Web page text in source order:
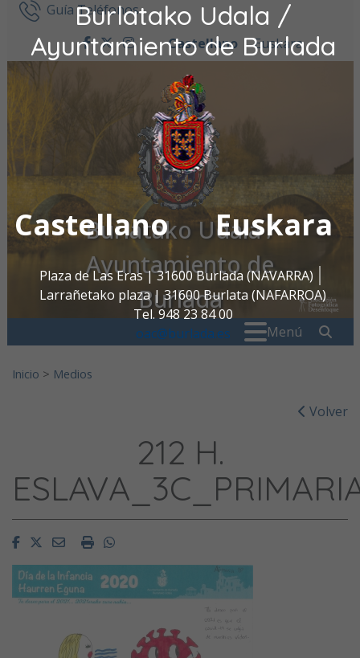
Burlatako Udala /
Ayuntamiento de Burlada
Castellano Euskara
Plaza de Las Eras | 31600 Burlada (NAVARRA)
Larrañetako plaza | 31600 Burlata (NAFARROA)
Tel. 948 23 84 00
oac@burlada.es
Ir al contenidoGuía Teléfonos
facebook
twitter
instagram
Castellano Euskara
Burlatako Udala /
Ayuntamiento de
Burlada
Menú
Inicio > Medios
Volver
212 H.
FacebookTwitterEmailImprimirWhatsapp